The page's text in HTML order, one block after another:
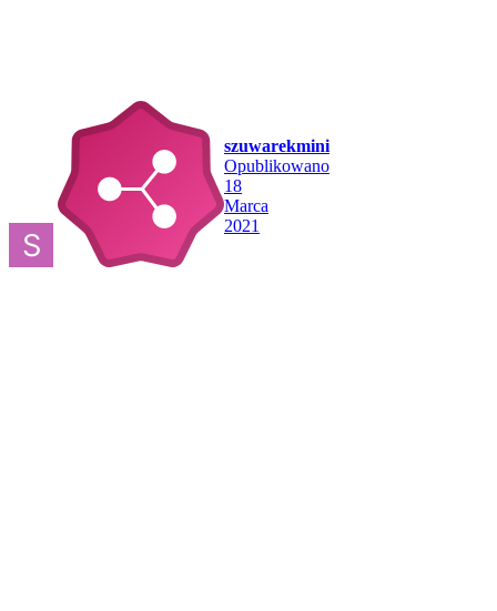
szuwarekmini
Opublikowano
18
Marca
2021